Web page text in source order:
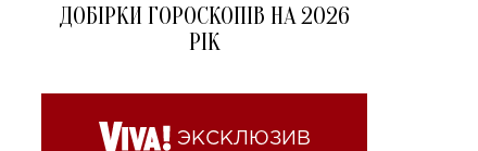
ДОБІРКИ ГОРОСКОПІВ НА 2026
РІК
ЭКСКЛЮЗИВ